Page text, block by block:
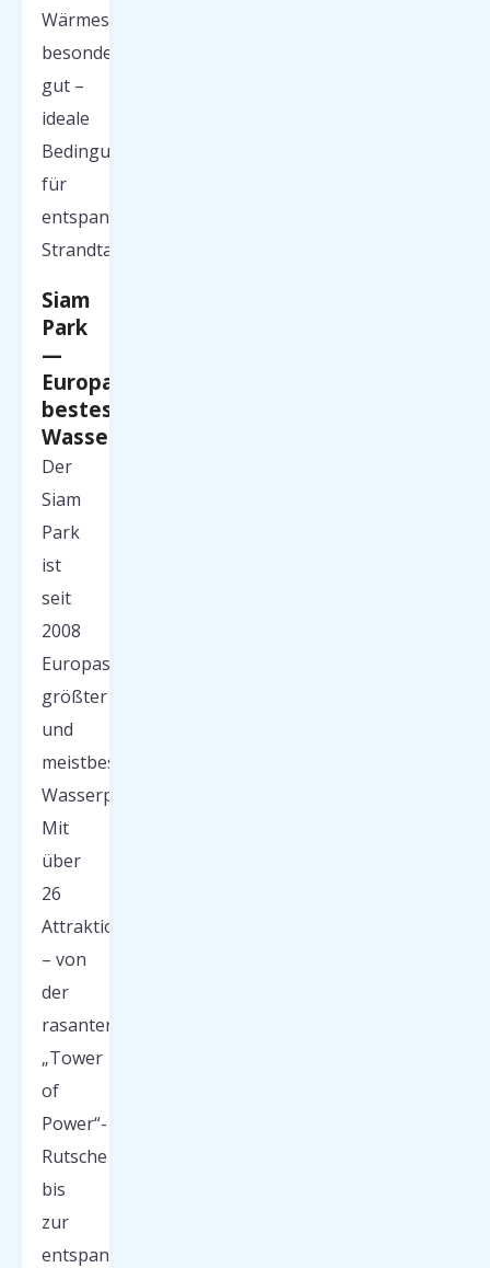
Wärmestrahlung
besonders
gut –
ideale
Bedingungen
für
entspannte
Strandtage.
Siam
Park
—
Europas
bestes
Wasservergnügen
Der
Siam
Park
ist
seit
2008
Europas
größter
und
meistbesuchter
Wasserpark.
Mit
über
26
Attraktionen
– von
der
rasanten
„Tower
of
Power“-
Rutsche
bis
zur
entspannten